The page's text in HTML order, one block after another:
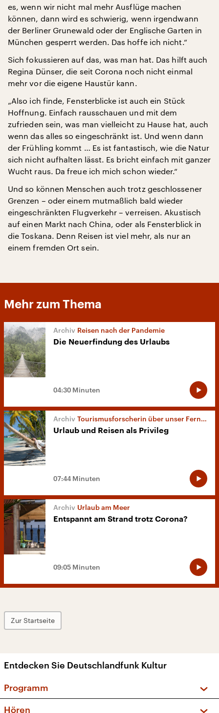
es, wenn wir nicht mal mehr Ausflüge machen
können, dann wird es schwierig, wenn irgendwann
der Berliner Grunewald oder der Englische Garten in
München gesperrt werden. Das hoffe ich nicht.“
Sich fokussieren auf das, was man hat. Das hilft auch
Regina Dünser, die seit Corona noch nicht einmal
mehr vor die eigene Haustür kann.
„Also ich finde, Fensterblicke ist auch ein Stück
Hoffnung. Einfach rausschauen und mit dem
zufrieden sein, was man vielleicht zu Hause hat, auch
wenn das alles so eingeschränkt ist. Und wenn dann
der Frühling kommt … Es ist fantastisch, wie die Natur
sich nicht aufhalten lässt. Es bricht einfach mit ganzer
Wucht raus. Da freue ich mich schon wieder.“
Und so können Menschen auch trotz geschlossener
Grenzen – oder einem mutmaßlich bald wieder
eingeschränkten Flugverkehr – verreisen. Akustisch
auf einen Markt nach China, oder als Fensterblick in
die Toskana. Denn Reisen ist viel mehr, als nur an
einem fremden Ort sein.
Mehr zum Thema
Reisen nach der Pandemie
Die Neuerfindung des Urlaubs
04:30 Minuten
Tourismusforscherin über unser Fernweh
Urlaub und Reisen als Privileg
07:44 Minuten
Urlaub am Meer
Entspannt am Strand trotz Corona?
09:05 Minuten
Zur Startseite
Entdecken Sie Deutschlandfunk Kultur
Programm
Hören